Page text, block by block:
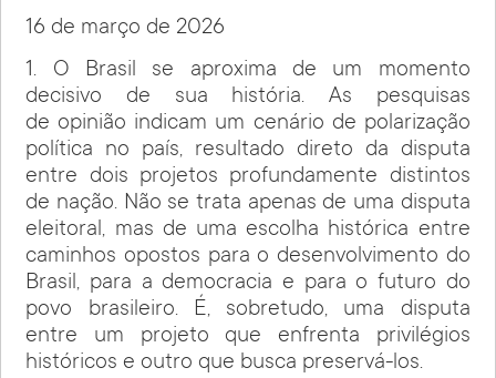
16 de março de 2026
1. O Brasil se aproxima de um momento
decisivo de sua história. As pesquisas
de opinião indicam um cenário de polarização
política no país, resultado direto da disputa
entre dois projetos profundamente distintos
de nação. Não se trata apenas de uma disputa
eleitoral, mas de uma escolha histórica entre
caminhos opostos para o desenvolvimento do
Brasil, para a democracia e para o futuro do
povo brasileiro. É, sobretudo, uma disputa
entre um projeto que enfrenta privilégios
históricos e outro que busca preservá-los.